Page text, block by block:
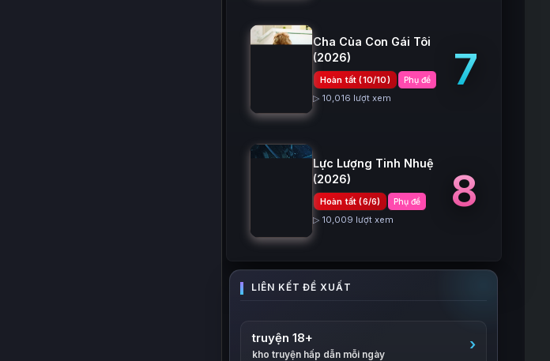
Cha Của Con Gái Tôi
(2026)
Hoàn tất (10/10) Phụ đề
▷ 10,016 lượt xem
7
Lực Lượng Tinh Nhuệ
(2026)
Hoàn tất (6/6) Phụ đề
▷ 10,009 lượt xem
8
truyện 18+
kho truyện hấp dẫn mỗi ngày